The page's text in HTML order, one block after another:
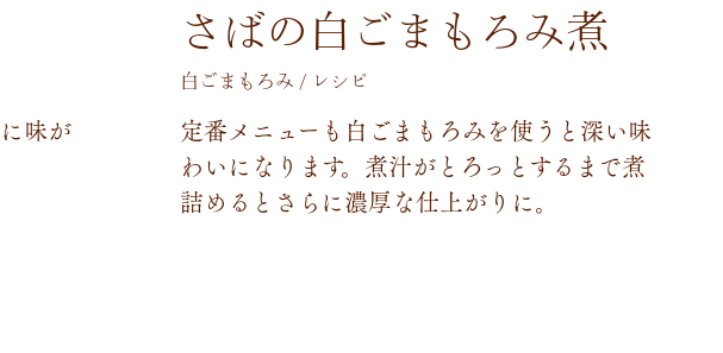
に味が
さばの白ごまもろみ煮
白ごまもろみ / レシピ
定番メ ニ ュー も 白 ごま も ろみを使う と深い味
わいに な り ます。 煮汁がと ろっ とする ま で煮
詰め る と さ らに濃厚な仕上が り に。